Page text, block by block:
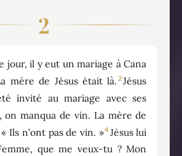
2
jour, il y eut un mariage à Cana
mère de Jésus était là. 2Jésus
invité au mariage avec ses
on manqua de vin. La mère de
Ils n’ont pas de vin. »4Jésus lui
que me veux-tu ? Mon